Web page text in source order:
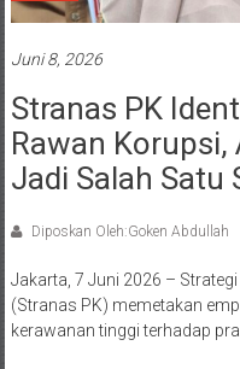
Juni 8, 2026
Stranas PK
Rawan
Jadi Salah Satu
Diposkan Oleh:Goken Abdullah
Jakarta, 7 Juni 2026 –
(Stranas PK) memetakan
kerawanan tinggi terhadap